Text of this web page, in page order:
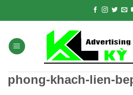
phong-khach-lien-